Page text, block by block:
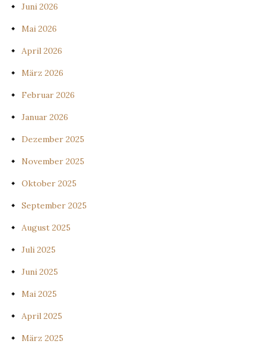
Juni 2026
Mai 2026
April 2026
März 2026
Februar 2026
Januar 2026
Dezember 2025
November 2025
Oktober 2025
September 2025
August 2025
Juli 2025
Juni 2025
Mai 2025
April 2025
März 2025